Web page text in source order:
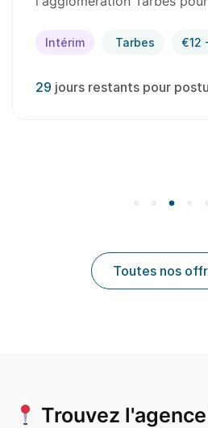
Intérim Tarbes €12
29 jours restants pour
Toutes nos
Trouvez